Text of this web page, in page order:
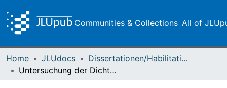
Communities & Collections All of
Home JLUdocs
Dissertationen/Habilitationen
Untersuchung der Dichtekurven von CT-Histogrammen von Schädelkalotten zu Altersbestimmungszwecken in der Rechtsmedizin